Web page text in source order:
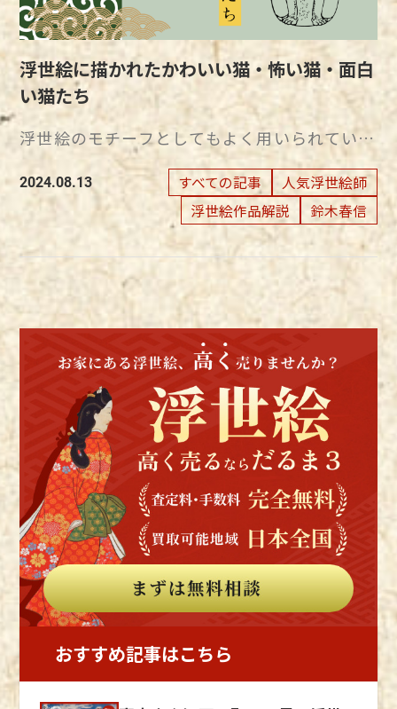
です。 凸凹模様を紙につけるために用いられ
ます。 風景画の雪や綿などの白くふわっとし
た質感や、人物画の衣装の文様や輪郭線などに
立体感を持たせるために役立ちます。 きめ出
し きめ出しとは、深く彫り込んだ色をつけな
い板に、色摺りの終わった版画をのせ、上から
強い圧力をかけて画面に凸凹を表現する技法で
す。 雲や雪だるまのような色のない部分に立
体感を持たせるために用いられます。 摺りの
技術は実物を観賞すれば分かる 浮世絵を、斜
めから見たり、単眼鏡などを用いて細部まで見
たりすると、摺りの技術の細かさが分かりま
す。 摺りの技法は、ほかにもいくつかあり、単
に色を摺るよりも高度な技術であるため、摺り
にこだわった作品は当時も価格が高くついてい
ました。 浮世絵の奥深さは摺りの技術を知る
とより分かる 浮世絵は、浮世絵師だけの力で
はなく、彫師や摺師の職人技があって、魅力を
放っています。 摺りによっては、色や立体感
がまったく異なります。 高い技術を持った摺
師による浮世絵は、より浮世絵師のイメージを
具現化していたといえるでしょう。 摺師は、
浮世絵制作において重要な仕事ですが、作品に
名前が書かれることはほとんどありませんでし
た。 しかし、摺師が浮世絵の魅力を引き立た
せていた存在であると知り、さらに摺りの技術
を知ると、浮世絵鑑賞がより楽しくなるでしょ
った理由を知ることで、より作品の魅力が深ま
ります。 浮世絵に描かれた身近な題材 浮世絵
が江戸時代の民衆から人気を集めた理由の一つ
に、身近な題材が描かれていたことが挙げられ
ます。 浮世絵では、江戸時代の自然豊かな風
景を描いた風景画、美しい花や鳥を描いた花鳥
画、歌舞伎役者の姿を描いた役者絵、戦場で奮
起する武士を描いた武者絵、力士の勇猛な姿を
描いた相撲絵などが描かれていました。 例え
ば、日本特有の四季折々の景色を描いた風景
画。 春には華やかで美しい桜が、夏には海や
川のせせらぎとともに生き生きとした新緑が、
秋には眩しいくらいの紅葉や収穫の様子が、冬
には真っ白な雪が人々の暮らす町に降り積もる
様子などが描かれており、日本の四季の美しさ
と人々の暮らしがよりリアルに伝わるでしょ
題材となっていたことで、多くの人が親しみを
感じられたといえます。 平和なときが長く続
いた江戸時代は、町民文化が栄え、人々は娯楽
を求めていました。 そこに登場した浮世絵
は、時代にあった楽しみの一つであったといえ
るでしょう。 木版画技術の向上 浮世絵が民衆
の間で流行した理由として、木版画技術の向上
が挙げられます。 江戸時代、木版画技術が発
展したことで、浮世絵は大量生産が可能になり
ました。そのため、浮世絵が安価で出回るよう
になり、庶民が入手しやすい状況が生まれまし
た。 また、木版画が開発された当初は、墨一
色を使った白黒で摺られています。 時代とと
浮世絵に描かれたかわいい猫・怖い猫・面白
い猫たち
浮世絵のモチーフとしてもよく用いられている
猫。 現在では多くの人々に愛されている動物
です。 人と暮らし、人々の生活に溶け込んで
いる猫は、いったいいつごろから日本でなじみ
深い動物になったのでしょうか。 その歴史
は、奈良時代にまでさかのぼります。 猫と人
間の深い関係 現代では、自宅で猫を飼う人も
いれば、一方で人懐っこい野良猫もいます。
人々が暮らす街中に溶け込んでいる猫たちは、
古くから人々と生活をともにしてきていたよう
です。 歴史をさかのぼって人々と猫の関係性
を見ていくとともに、猫がモチーフになってい
る芸術作品にも触れていきましょう。 猫は昔
から人間のそばにいた 一般的に、奈良時代に
中国から仏教が伝えられた際に、経典をネズミ
から守るため、船に一緒に乗せられたのが、日
本に猫が伝わった始まりとされていました。
しかし、近年、長崎県壱岐市のカラカミ遺跡
で、イエネコとみられる動物の骨が発掘された
のです。貯蔵していた穀物をネズミや昆虫から
守るために飼われていたと考えられています。
この発見により、今からおよそ2100年前の弥
生時代には、日本に猫がいたのではないかとす
る説が濃厚になりました。 どちらにせよ古代
2024.08.13 すべての記事
人気浮世絵師
浮世絵作品解説
鈴木春信
おすすめ記事はこちら